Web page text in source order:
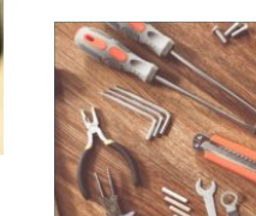
en stabil grund för allt
som ska byggas
ovanpå. När marken
förbere...